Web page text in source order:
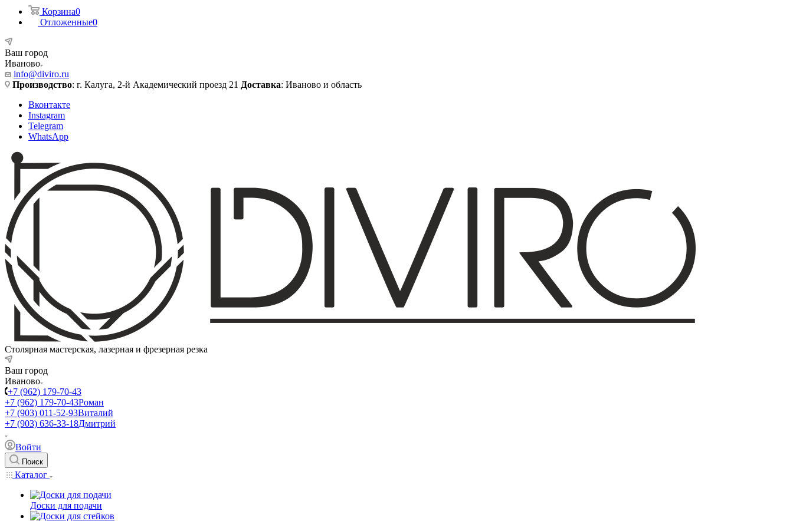
Корзина0
Отложенные0
Ваш город
Иваново
info@diviro.ru
Производство: г. Калуга, 2-й Академический проезд 21 Доставка: Иваново и область
Вконтакте
Instagram
Telegram
WhatsApp
Столярная мастерская, лазерная и фрезерная резка
Ваш город
Иваново
+7 (962) 179-70-43
+7 (962) 179-70-43Роман
+7 (903) 011-52-93Виталий
+7 (903) 636-33-18Дмитрий
Войти
Поиск
Каталог
Доски для подачи